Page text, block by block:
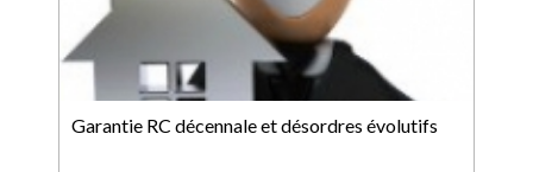
Garantie RC décennale et désordres évolutifs